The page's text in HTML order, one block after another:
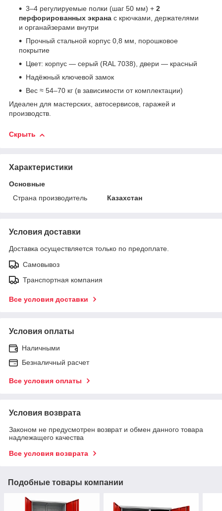
3–4 регулируемые полки (шаг 50 мм) + 2
перфорированных экрана с крючками, держателями
и органайзерами внутри
Прочный стальной корпус 0,8 мм, порошковое
покрытие
Цвет: корпус — серый (RAL 7038), двери — красный
Надёжный ключевой замок
Вес ≈ 54–70 кг (в зависимости от комплектации)
Идеален для мастерских, автосервисов, гаражей и
производств.
Скрыть
Характеристики
Основные
Страна производитель
Казахстан
Условия доставки
Доставка осуществляется только по предоплате.
Самовывоз
Транспортная компания
Все условия доставки
Условия оплаты
Наличными
Безналичный расчет
Все условия оплаты
Условия возврата
Законом не предусмотрен возврат и обмен данного товара
надлежащего качества
Все условия возврата
Подобные товары компании